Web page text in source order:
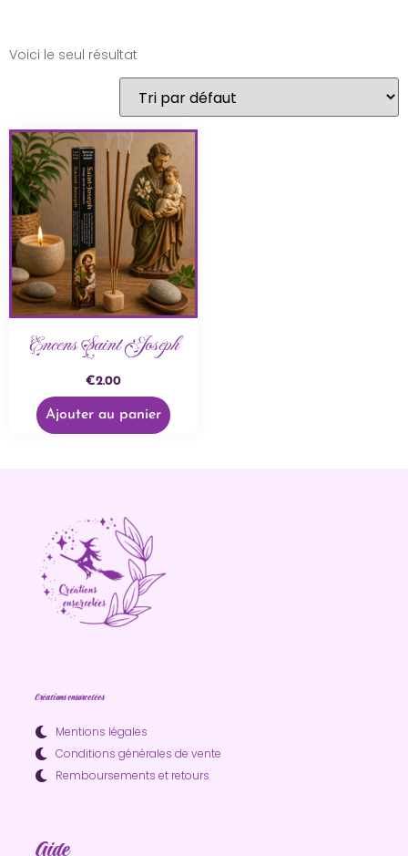
Voici le seul résultat
Encens Saint Joseph
€2.00
Ajouter au panier
Créations ensorcelées
Mentions légales
Conditions générales de vente
Remboursements et retours